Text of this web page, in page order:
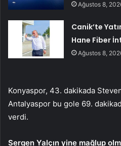
Ağustos 8,
Canik’te
Hane Fiber
Ağustos 8,
Konyaspor, 43. dakikada
Antalyaspor bu gole 69.
verdi.
Sergen Yalçın yine mağlup